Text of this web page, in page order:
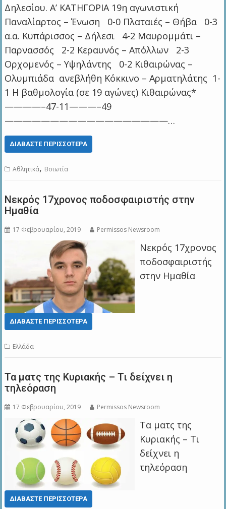
Δηλεσίου. Α’ ΚΑΤΗΓΟΡΙΑ 19η αγωνιστική
Παναλίαρτος – Ένωση 0-0 Πλαταιές – Θήβα 0-3
α.α. Κυπάρισσος – Δήλεσι 4-2 Μαυρομμάτι –
Παρνασσός 2-2 Κεραυνός – Απόλλων 2-3
Ορχομενός – Υψηλάντης 0-2 Κιθαιρώνας –
Ολυμπιάδα ανεβλήθη Κόκκινο – Αρματηλάτης 1-
1 Η βαθμολογία (σε 19 αγώνες) Κιθαιρώνας*
————–47-11———–49
——————————————————…
ΔΙΑΒΆΣΤΕ ΠΕΡΙΣΣΌΤΕΡΑ
Αθλητικά, Βοιωτία
Νεκρός 17χρονος ποδοσφαιριστής στην
Ημαθία
17 Φεβρουαρίου, 2019 Permissos Newsroom
Νεκρός 17χρονος
ποδοσφαιριστής
στην Ημαθία
ΔΙΑΒΆΣΤΕ ΠΕΡΙΣΣΌΤΕΡΑ
Ελλάδα
Τα ματς της Κυριακής – Τι δείχνει η
τηλεόραση
17 Φεβρουαρίου, 2019 Permissos Newsroom
Τα ματς της
Κυριακής – Τι
δείχνει η
τηλεόραση
ΔΙΑΒΆΣΤΕ ΠΕΡΙΣΣΌΤΕΡΑ